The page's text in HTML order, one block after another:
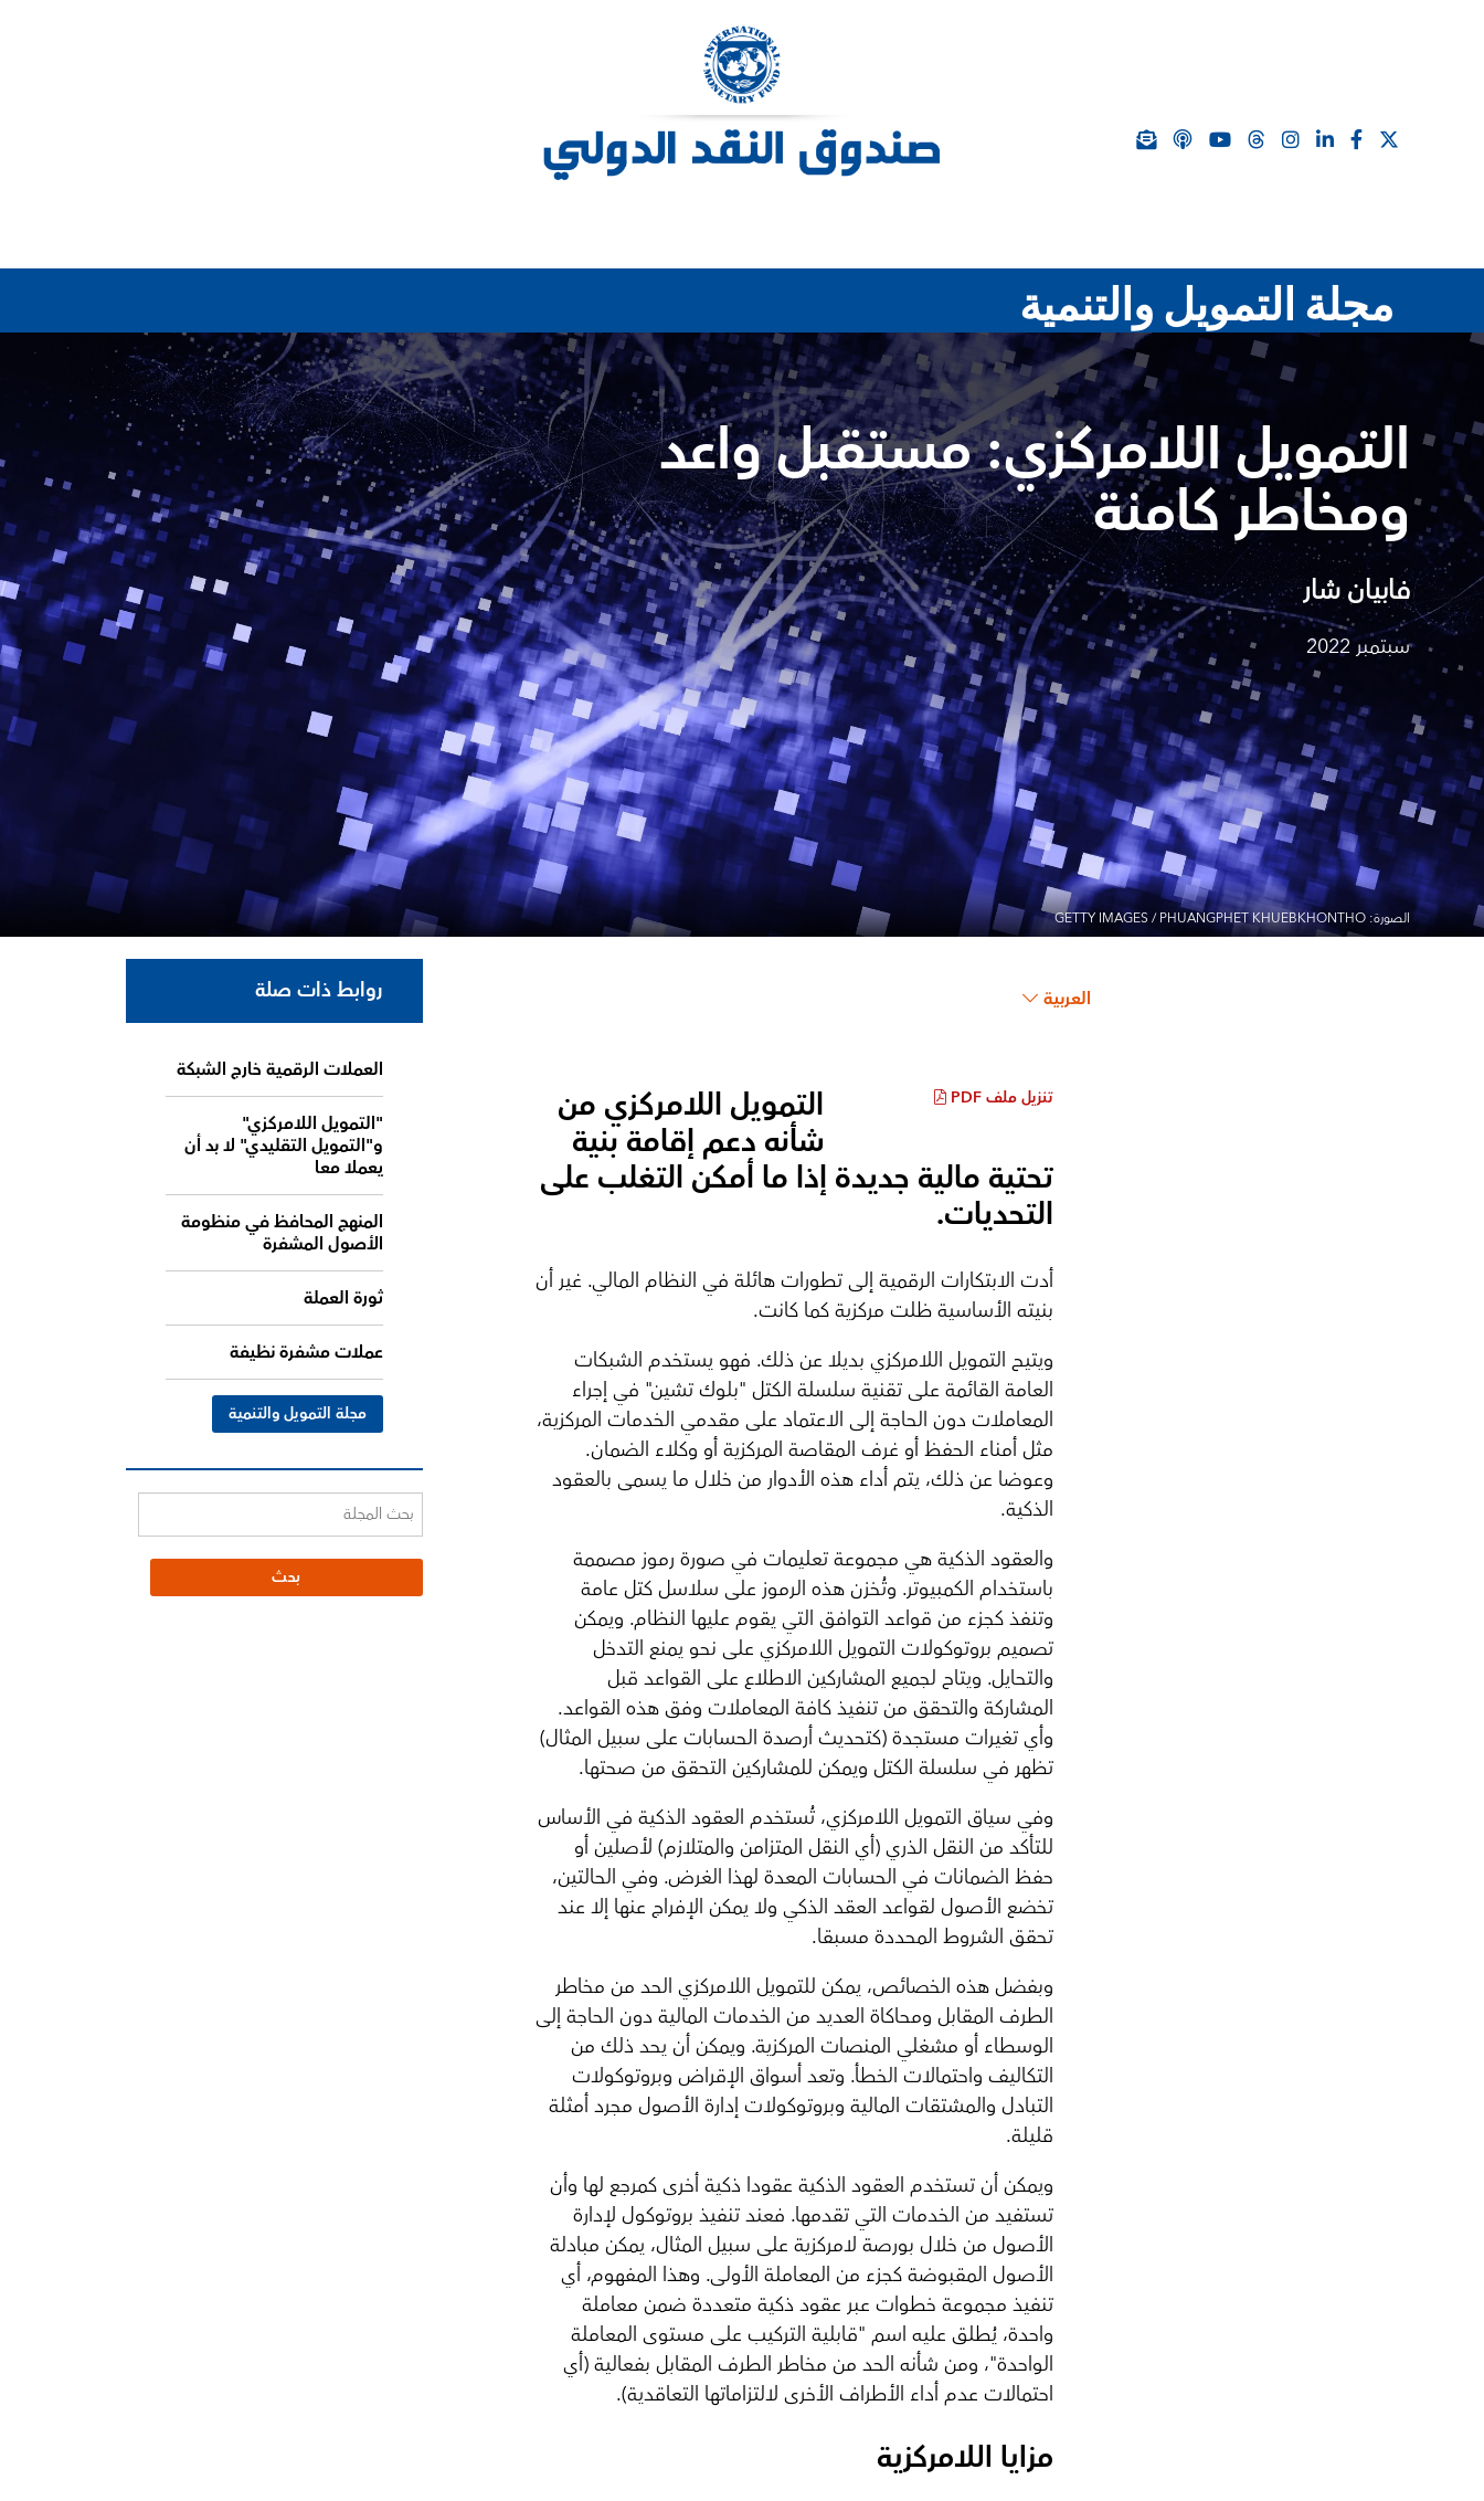
مجلة التمويل والتنمية
التمويل اللامركزي: مستقبل واعد
ومخاطر كامنة
فابيان شار
سبتمبر 2022
الصورة: GETTY IMAGES / PHUANGPHET KHUEBKHONTHO
العربية
تنزيل ملف PDF التمويل اللامركزي من
شأنه دعم إقامة بنية
تحتية مالية جديدة إذا ما أمكن التغلب على
التحديات.
أدت الابتكارات الرقمية إلى تطورات هائلة في النظام المالي. غير أن
بنيته الأساسية ظلت مركزية كما كانت.
ويتيح التمويل اللامركزي بديلا عن ذلك. فهو يستخدم الشبكات
العامة القائمة على تقنية سلسلة الكتل "بلوك تشين" في إجراء
المعاملات دون الحاجة إلى الاعتماد على مقدمي الخدمات المركزية،
مثل أمناء الحفظ أو غرف المقاصة المركزية أو وكلاء الضمان.
وعوضا عن ذلك، يتم أداء هذه الأدوار من خلال ما يسمى بالعقود
الذكية.
والعقود الذكية هي مجموعة تعليمات في صورة رموز مصممة
باستخدام الكمبيوتر. وتُخزن هذه الرموز على سلاسل كتل عامة
وتنفذ كجزء من قواعد التوافق التي يقوم عليها النظام. ويمكن
تصميم بروتوكولات التمويل اللامركزي على نحو يمنع التدخل
والتحايل. ويتاح لجميع المشاركين الاطلاع على القواعد قبل
المشاركة والتحقق من تنفيذ كافة المعاملات وفق هذه القواعد.
وأي تغيرات مستجدة (كتحديث أرصدة الحسابات على سبيل المثال)
تظهر في سلسلة الكتل ويمكن للمشاركين التحقق من صحتها.
وفي سياق التمويل اللامركزي، تُستخدم العقود الذكية في الأساس
للتأكد من النقل الذري (أي النقل المتزامن والمتلازم) لأصلين أو
حفظ الضمانات في الحسابات المعدة لهذا الغرض. وفي الحالتين،
تخضع الأصول لقواعد العقد الذكي ولا يمكن الإفراج عنها إلا عند
تحقق الشروط المحددة مسبقا.
وبفضل هذه الخصائص، يمكن للتمويل اللامركزي الحد من مخاطر
الطرف المقابل ومحاكاة العديد من الخدمات المالية دون الحاجة إلى
الوسطاء أو مشغلي المنصات المركزية. ويمكن أن يحد ذلك من
التكاليف واحتمالات الخطأ. وتعد أسواق الإقراض وبروتوكولات
التبادل والمشتقات المالية وبروتوكولات إدارة الأصول مجرد أمثلة
قليلة.
ويمكن أن تستخدم العقود الذكية عقودا ذكية أخرى كمرجع لها وأن
تستفيد من الخدمات التي تقدمها. فعند تنفيذ بروتوكول لإدارة
الأصول من خلال بورصة لامركزية على سبيل المثال، يمكن مبادلة
الأصول المقبوضة كجزء من المعاملة الأولى. وهذا المفهوم، أي
تنفيذ مجموعة خطوات عبر عقود ذكية متعددة ضمن معاملة
واحدة، يُطلق عليه اسم "قابلية التركيب على مستوى المعاملة
الواحدة"، ومن شأنه الحد من مخاطر الطرف المقابل بفعالية (أي
احتمالات عدم أداء الأطراف الأخرى لالتزاماتها التعاقدية).
مزايا اللامركزية
روابط ذات صلة
العملات الرقمية خارج الشبكة
"التمويل اللامركزي"
و"التمويل التقليدي" لا بد أن
يعملا معا
المنهج المحافظ في منظومة
الأصول المشفرة
ثورة العملة
عملات مشفرة نظيفة
مجلة التمويل والتنمية